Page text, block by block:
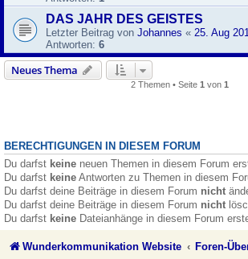
DAS JAHR DES GEISTES
Letzter Beitrag von Johannes « 25. Aug
Antworten: 6
Neues Thema
2 Themen • Seite 1 von 1
BERECHTIGUNGEN IN DIESEM FORUM
Du darfst keine neuen Themen in diesem Forum
Du darfst keine Antworten zu Themen in diesem
Du darfst deine Beiträge in diesem Forum nicht
Du darfst deine Beiträge in diesem Forum nicht
Du darfst keine Dateianhänge in diesem Forum
Wunderkommunikation Website Foren-